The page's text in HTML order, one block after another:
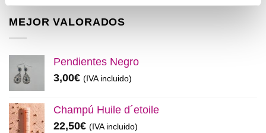
original
era:
actual
es:
MEJOR VALORADOS
Pendientes Negro
3,00€ (IVA incluido)
Champú Huile d´etoile
22,50€ (IVA incluido)